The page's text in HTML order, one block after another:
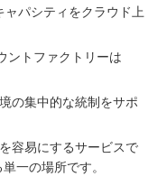
パシティをクラウド上
ントファクトリーは
の集中的な統制をサポ
容易にするサービスで
一の場所です。